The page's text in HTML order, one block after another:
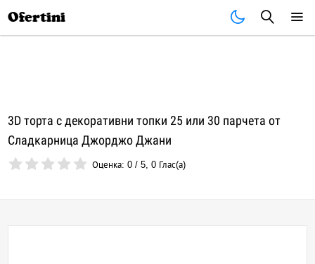
Ofertini
3D торта с декоративни топки 25 или 30 парчета от
Сладкарница Джорджо Джани
Оценка:0 /5,0 Глас(а)